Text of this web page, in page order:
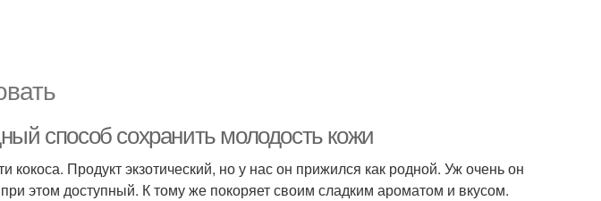
способ сохранить молодость кожи
кокоса. Продукт экзотический, но у нас он прижился как родной. Уж очень он
этом доступный. К тому же покоряет своим сладким ароматом и вкусом.